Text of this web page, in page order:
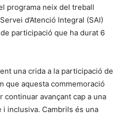
programa neix del treball
d’Atenció Integral (SAI)
participació que ha durat 6
una crida a la participació de
que aquesta commemoració
avançant cap a una
inclusiva. Cambrils és una